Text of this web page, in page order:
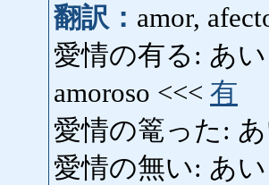
翻訳： amor,
愛情の有る: あ
amoroso <<< 有
愛情の篭った:
愛情の無い: あ